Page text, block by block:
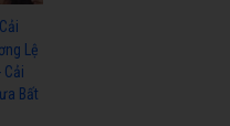
Lệ
Cải
Bất